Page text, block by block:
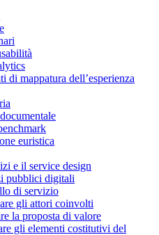
di mappatura dell’esperienza
euristica
e il service design
pubblici digitali
di servizio
gli attori coinvolti
la proposta di valore
gli elementi costitutivi del